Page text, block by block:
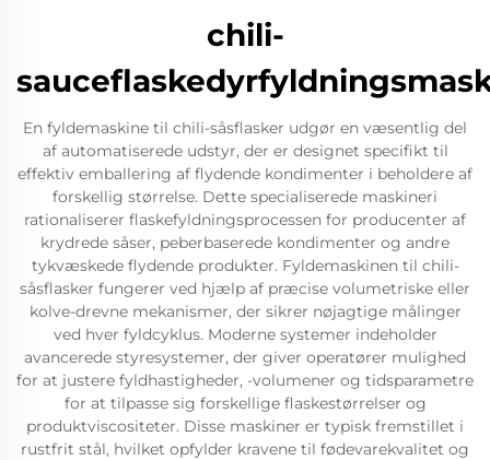
chili-
En fyldemaskine til chili-såsflasker udgør en væsentlig del
af automatiserede udstyr, der er designet specifikt til
effektiv emballering af flydende kondimenter i beholdere af
forskellig størrelse. Dette specialiserede maskineri
rationaliserer flaskefyldningsprocessen for producenter af
krydrede såser, peberbaserede kondimenter og andre
tykvæskede flydende produkter. Fyldemaskinen til chili-
såsflasker fungerer ved hjælp af præcise volumetriske eller
kolve-drevne mekanismer, der sikrer nøjagtige målinger
ved hver fyldcyklus. Moderne systemer indeholder
avancerede styresystemer, der giver operatører mulighed
for at justere fyldhastigheder, -volumener og tidsparametre
for at tilpasse sig forskellige flaskestørrelser og
produktviscositeter. Disse maskiner er typisk fremstillet i
rustfrit stål, hvilket opfylder kravene til fødevarekvalitet og